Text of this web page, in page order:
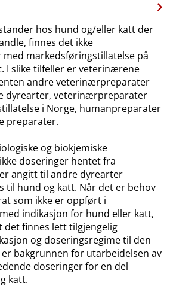
hos hund og​/​eller katt der
finnes det ikke
markedsføringstillatelse på
I slike tilfeller er veterinærene
andre veterinærpreparater
dyrearter, veterinærpreparater
i Norge, humanpreparater
preparater.
og biokjemiske
doseringer hentet fra
angitt til andre dyrearter
til hund og katt. Når det er behov
som ikke er oppført i
indikasjon for hund eller katt,
det finnes lett tilgjengelig
og doseringsregime til den
bakgrunnen for utarbeidelsen av
doseringer for en del
katt.